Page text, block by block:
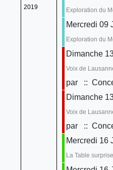
2019
Exploration du
Mercredi 09
Exploration du
Dimanche
Voix de
par
::
Dimanche
Voix de
par
::
Mercredi 16
La Table surprise